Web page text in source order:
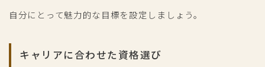
自分にとって魅力的な目標を設定しましょう。
キャリアに合わせた資格選び